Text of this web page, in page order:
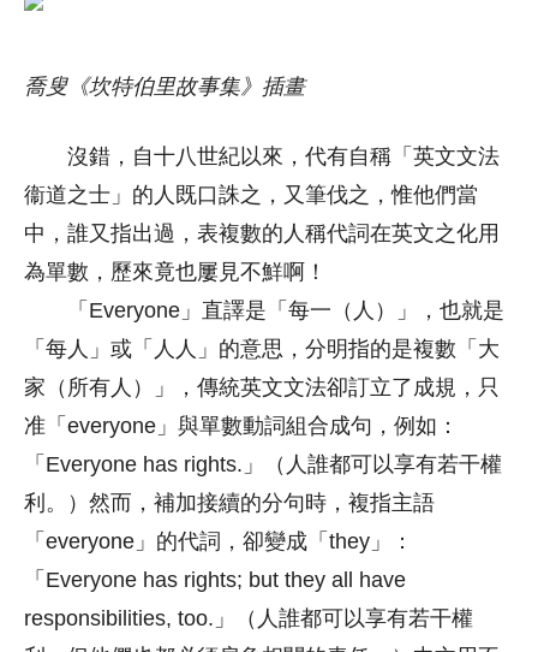
喬叟《坎特伯里故事集》插畫
沒錯，自十八世紀以來，代有自稱「英文文法
衞道之士」的人既口誅之，又筆伐之，惟他們當
中，誰又指出過，表複數的人稱代詞在英文之化用
為單數，歷來竟也屢見不鮮啊！
「Everyone」直譯是「每一（人）」，也就是
「每人」或「人人」的意思，分明指的是複數「大
家（所有人）」，傳統英文文法卻訂立了成規，只
准「everyone」與單數動詞組合成句，例如：
「Everyone has rights.」（人誰都可以享有若干權
利。）然而，補加接續的分句時，複指主語
「everyone」的代詞，卻變成「they」：
「Everyone has rights; but they all have
responsibilities, too.」（人誰都可以享有若干權